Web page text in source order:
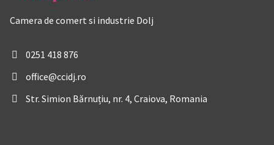
Camera de comert si industrie Dolj
0251 418 876
office@ccidj.ro
Str. Simion Bărnuțiu, nr. 4, Craiova, Romania